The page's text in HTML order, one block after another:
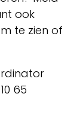
ook
te zien of
65